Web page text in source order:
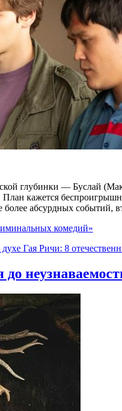
глубинки — Буслай
кажется
абсурдных событий,
комедий»
Гая Ричи: 8